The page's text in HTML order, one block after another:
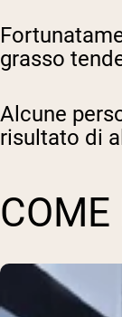
grasso
Alcune
risultato di